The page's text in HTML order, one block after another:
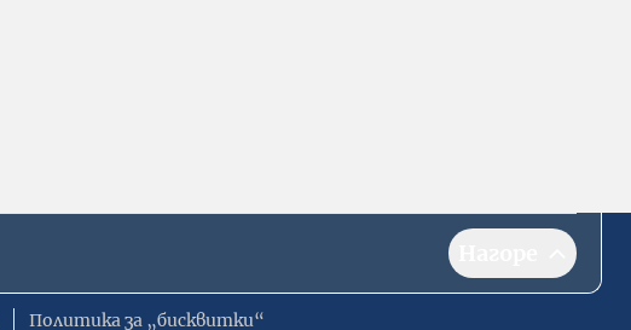
Политика за „бисквитки“